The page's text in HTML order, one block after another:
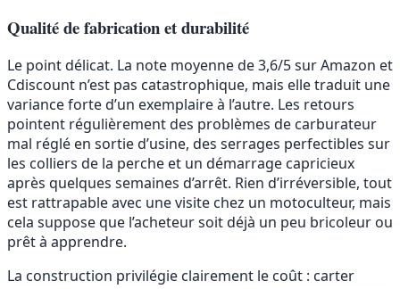
Qualité de fabrication et durabilité
Le point délicat. La note moyenne de 3,6/5 sur Amazon et
Cdiscount n’est pas catastrophique, mais elle traduit une
variance forte d’un exemplaire à l’autre. Les retours
pointent régulièrement des problèmes de carburateur
mal réglé en sortie d’usine, des serrages perfectibles sur
les colliers de la perche et un démarrage capricieux
après quelques semaines d’arrêt. Rien d’irréversible, tout
est rattrapable avec une visite chez un motoculteur, mais
cela suppose que l’acheteur soit déjà un peu bricoleur ou
prêt à apprendre.
La construction privilégie clairement le coût : carter